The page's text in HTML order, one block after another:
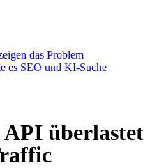
das Problem
es SEO und KI-Suche
überlastet